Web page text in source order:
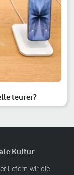
teurer?
Kultur
liefern wir die